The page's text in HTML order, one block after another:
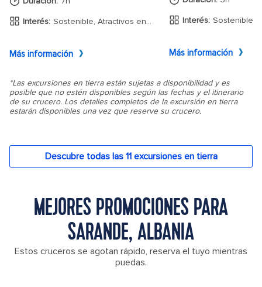
MEJORES PROMOCIONES PARA
SARANDE, ALBANIA
Estos cruceros se agotan rápido, reserva el tuyo mientras
puedas.